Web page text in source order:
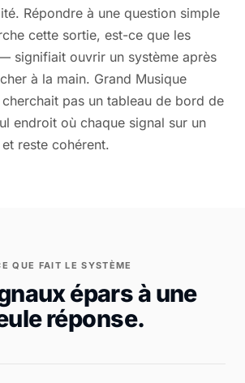
Répondre à une question simple
cette sortie, est-ce que les
signifiait ouvrir un système après
à la main. Grand Musique
pas un tableau de bord de
endroit où chaque signal sur un
reste cohérent.
QUE FAIT LE SYSTÈME
épars à une
réponse.